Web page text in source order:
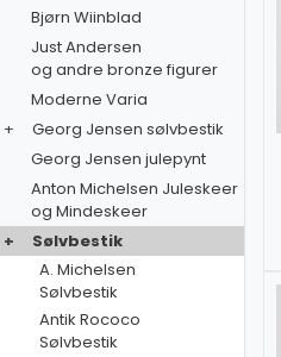
Bjørn Wiinblad
Just Andersen
og andre bronze figurer
Moderne Varia
+
Georg Jensen sølvbestik
Georg Jensen julepynt
Anton Michelsen Juleskeer
og Mindeskeer
+
Sølvbestik
A. Michelsen
Sølvbestik
Antik Rococo
Sølvbestik